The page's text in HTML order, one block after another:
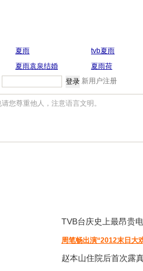
夏雨
tvb夏雨
夏雨袁泉结婚
夏雨荷
新用户注册
TVB台庆史上最昂贵
周笔畅出演“2012末日大
赵本山住院后首次露